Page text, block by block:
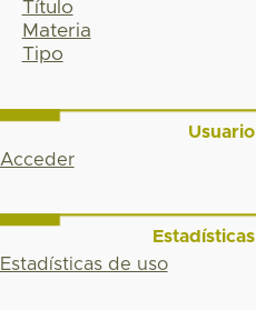
Título
Materia
Tipo
Usuario
Acceder
Estadísticas
Estadísticas de uso